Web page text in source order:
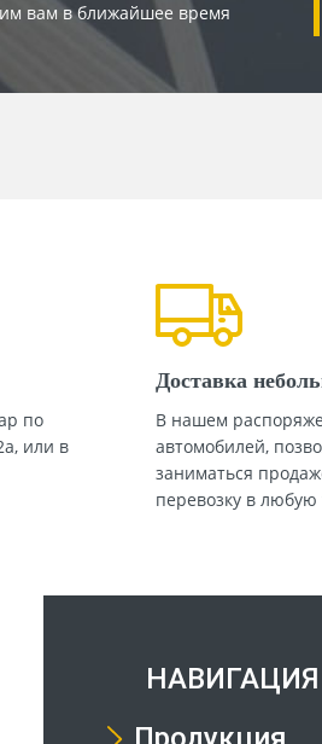
вам в ближайшее время
по
или в
Доставка
В нашем
автомобилей,
заниматься
перевозку в любую
НАВИГАЦИЯ